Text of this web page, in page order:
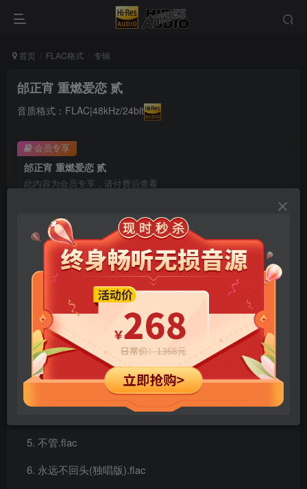
首页 FLAC格式 专辑
邰正宵 重燃爱恋 贰
音质格式：FLAC|48kHz/24bit
邰正宵 重燃爱恋 贰
此内容为会员专享，请付费后查看
9.9 ￥99
年卡会员免费 永久会员免费
立即购买
您当前未登录！建议登陆后购买，可保存购买订单
会员专享
唯一的玫瑰.flac
继续向前行.flac
想你想得好孤寂 (抒情摇滚版).flac
千纸鹤(浴火重生版).flac
不管.flac
永远不回头(独唱版).flac